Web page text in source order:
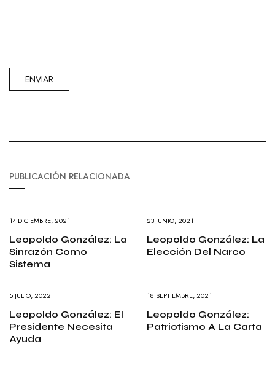
PUBLICACIÓN RELACIONADA
14 DICIEMBRE, 2021
Leopoldo González: La
Sinrazón Como
Sistema
23 JUNIO, 2021
Leopoldo González: La
Elección Del Narco
5 JULIO, 2022
Leopoldo González: El
Presidente Necesita
Ayuda
18 SEPTIEMBRE, 2021
Leopoldo González:
Patriotismo A La Carta